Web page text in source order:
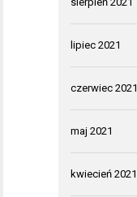
lipiec 2021
czerwiec 2021
maj 2021
kwiecień 2021